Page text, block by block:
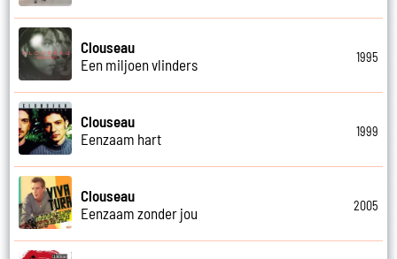
Clouseau
Een miljoen vlinders
1995
Clouseau
Eenzaam hart
1999
Clouseau
Eenzaam zonder jou
2005